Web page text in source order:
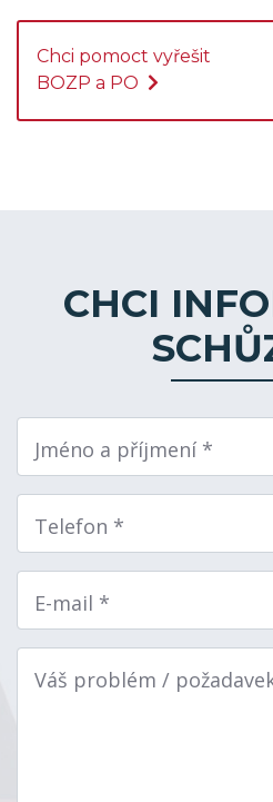
Chci pomoct vyřešit
BOZP a PO
CHCI
Jméno a příjmení *
Telefon *
E-mail *
Váš problém /